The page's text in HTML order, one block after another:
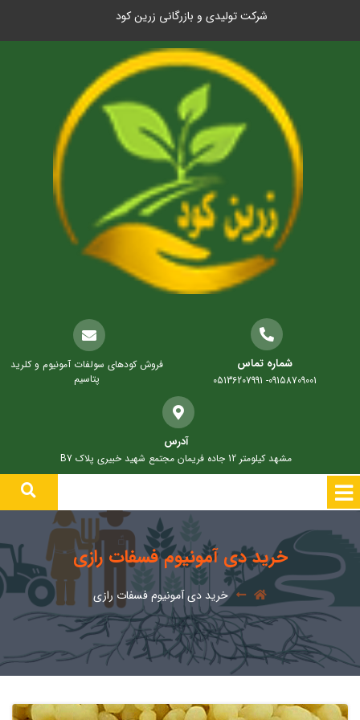
شرکت تولیدی و بازرگانی زرین کود
شماره تماس
09158709001- 05136207991
فروش کودهای سولفات آمونیوم و کلرید
پتاسیم
آدرس
مشهد کیلومتر 12 جاده فریمان مجتمع شهید خبیری پلاک B7
خرید دی آمونیوم فسفات رازی
خرید دی آمونیوم فسفات رازی